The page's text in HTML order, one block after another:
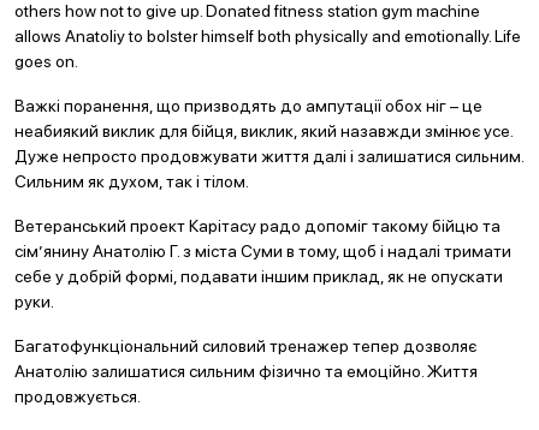
others how not to give up. Donated fitness station gym machine
allows Anatoliy to bolster himself both physically and emotionally. Life
goes on.
Важкі поранення, що призводять до ампутації обох ніг – це
неабиякий виклик для бійця, виклик, який назавжди змінює усе.
Дуже непросто продовжувати життя далі і залишатися сильним.
Сильним як духом, так і тілом.
Ветеранський проект Карітасу радо допоміг такому бійцю та
сім’янину Анатолію Г. з міста Суми в тому, щоб і надалі тримати
себе у добрій формі, подавати іншим приклад, як не опускати
руки.
Багатофункціональний силовий тренажер тепер дозволяє
Анатолію залишатися сильним фізично та емоційно. Життя
продовжується.